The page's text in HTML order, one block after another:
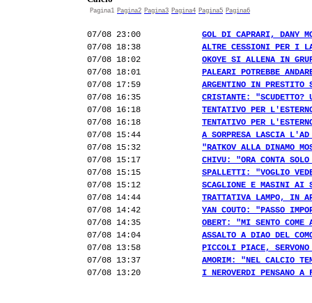
Pagina1 Pagina2 Pagina3 Pagina4 Pagina5 Pagina6
07/08 23:00
GOL DI CAPRARI, DANY
07/08 18:38
ALTRE CESSIONI PER I
07/08 18:02
OKOYE SI ALLENA IN
07/08 18:01
PALEARI POTREBBE
07/08 17:59
ARGENTINO IN PRESTITO
07/08 16:35
CRISTANTE: "SCUDETTO?
07/08 16:18
TENTATIVO PER
07/08 16:18
TENTATIVO PER
07/08 15:44
A SORPRESA LASCIA L'AD
07/08 15:32
"RATKOV ALLA DINAMO
07/08 15:17
CHIVU: "ORA CONTA
07/08 15:15
SPALLETTI: "VOGLIO
07/08 15:12
SCAGLIONE E MASINI AI
07/08 14:44
TRATTATIVA LAMPO, IN
07/08 14:42
YAN COUTO: "PASSO
07/08 14:35
OBERT: "MI SENTO COME
07/08 14:04
ASSALTO A DIAO DEL
07/08 13:58
PICCOLI PIACE,
07/08 13:37
AMORIM: "NEL CALCIO
07/08 13:20
I NEROVERDI PENSANO A